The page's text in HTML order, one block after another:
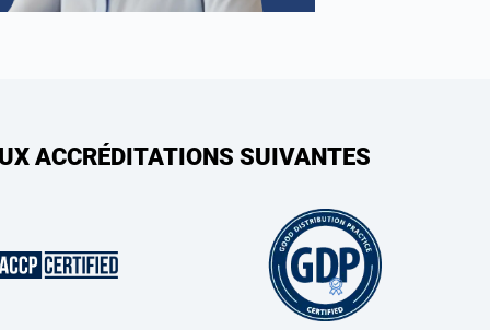
ACCRÉDITATIONS SUIVANTES